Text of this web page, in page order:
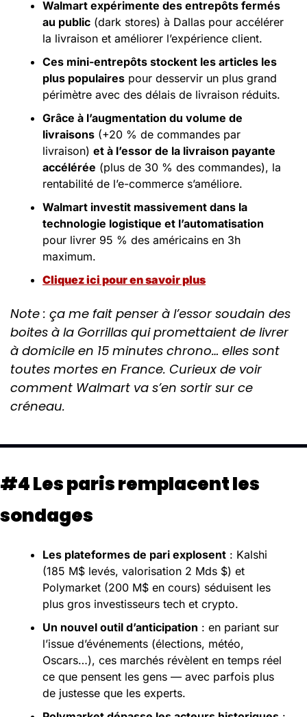
Walmart expérimente des entrepôts fermés
au public (dark stores) à Dallas pour accélérer
la livraison et améliorer l’expérience client.
Ces mini-entrepôts stockent les articles les
plus populaires pour desservir un plus grand
périmètre avec des délais de livraison réduits.
Grâce à l’augmentation du volume de
livraisons (+20 % de commandes par
livraison) et à l’essor de la livraison payante
accélérée (plus de 30 % des commandes), la
rentabilité de l’e-commerce s’améliore.
Walmart investit massivement dans la
pour livrer 95 % des américains en 3h
maximum.
Cliquez ici pour en savoir plus
Note : ça me fait penser à l’essor soudain des
boites à la Gorrillas qui promettaient de livrer
à domicile en 15 minutes chrono… elles sont
toutes mortes en France. Curieux de voir
comment Walmart va s’en sortir sur ce
créneau.
#4 Les paris remplacent les
sondages
Les plateformes de pari explosent : Kalshi
(185 M$ levés, valorisation 2 Mds $) et
Polymarket (200 M$ en cours) séduisent les
plus gros investisseurs tech et crypto.
Un nouvel outil d’anticipation : en pariant sur
l’issue d’événements (élections, météo,
Oscars…), ces marchés révèlent en temps réel
ce que pensent les gens — avec parfois plus
de justesse que les experts.